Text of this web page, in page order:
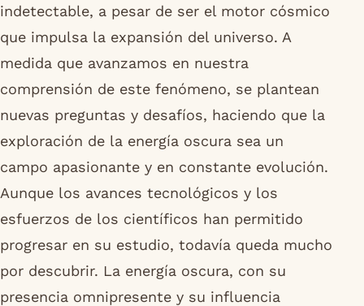
indetectable, a pesar de ser el motor cósmico
que impulsa la expansión del universo. A
medida que avanzamos en nuestra
comprensión de este fenómeno, se plantean
nuevas preguntas y desafíos, haciendo que la
exploración de la energía oscura sea un
campo apasionante y en constante evolución.
Aunque los avances tecnológicos y los
esfuerzos de los científicos han permitido
progresar en su estudio, todavía queda mucho
por descubrir. La energía oscura, con su
presencia omnipresente y su influencia